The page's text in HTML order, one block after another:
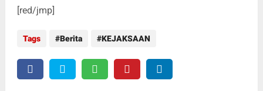
[red/jmp]
Tags Berita KEJAKSAAN